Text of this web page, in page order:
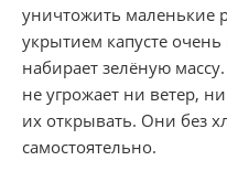
уничтожить маленькие
укрытием капусте
набирает зелёную
не угрожает ни ветер,
их открывать. Они без
самостоятельно.